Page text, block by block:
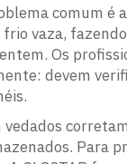
comum é
vaza,
Os
devem
Para